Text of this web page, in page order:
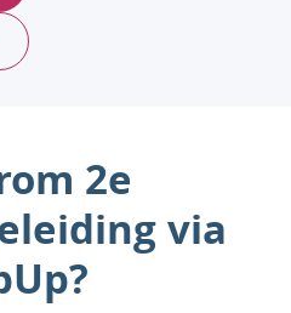
2e
via